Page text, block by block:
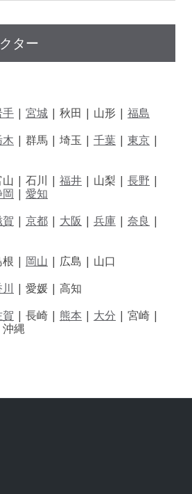
ター
手 | 宮城 | 秋田 | 山形 | 福島
| 群馬 | 埼玉 | 千葉 | 東京 |
山 | 石川 | 福井 | 山梨 | 長野 |
| 愛知
| 京都 | 大阪 | 兵庫 | 奈良 |
根 | 岡山 | 広島 | 山口
| 愛媛 | 高知
| 長崎 | 熊本 | 大分 | 宮崎 |
沖縄